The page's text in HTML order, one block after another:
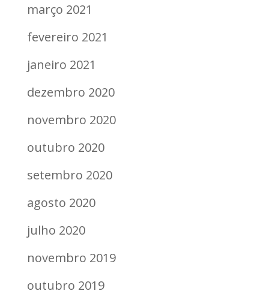
março 2021
fevereiro 2021
janeiro 2021
dezembro 2020
novembro 2020
outubro 2020
setembro 2020
agosto 2020
julho 2020
novembro 2019
outubro 2019